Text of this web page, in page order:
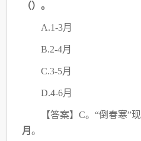
（）。
A.1-3月
B.2-4月
C.3-5月
D.4-6月
【答案】C。“倒春寒”
月。